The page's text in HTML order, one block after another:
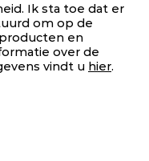
Ik sta toe dat er
om op de
en
over de
vindt u hier.